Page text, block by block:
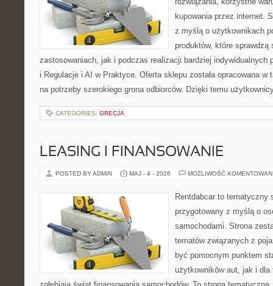
kupowania przez internet.
z myślą o użytkownikach
produktów, które sprawdzą
zastosowaniach, jak i podczas realizacji bardziej indywidualnych
i Regulacje i AI w Praktyce. Oferta sklepu została opracowana w
na potrzeby szerokiego grona odbiorców. Dzięki temu
CATEGORIES: GRECJA
LEASING I FINANSOWANIE
POSTED BY ADMIN MAJ - 4 - 2026 MOŻLIWOŚĆ
Rentdabcar to tematyczny
przygotowany z myślą o
samochodami. Strona
tematów związanych z
być pomocnym punktem
użytkowników aut, jak i